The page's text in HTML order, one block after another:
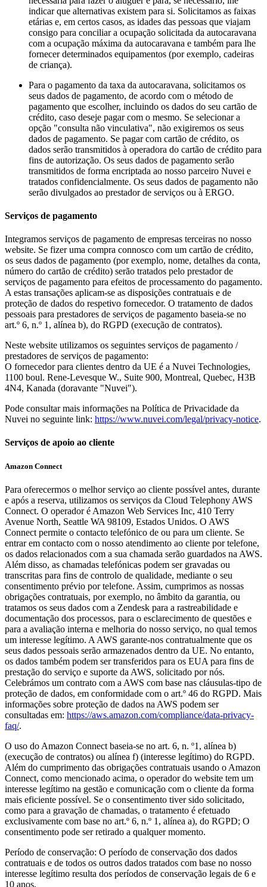
indicar que alternativas existem para si. Solicitamos as faixas
etárias e, em certos casos, as idades das pessoas que viajam
consigo para conciliar a ocupação solicitada da autocaravana
com a ocupação máxima da autocaravana e também para lhe
fornecer determinados equipamentos (por exemplo, cadeiras
de criança).
Para o pagamento da taxa da autocaravana, solicitamos os
seus dados de pagamento, de acordo com o método de
pagamento que escolher, incluindo os dados do seu cartão de
crédito, caso deseje pagar com o mesmo. Se selecionar a
opção "consulta não vinculativa", não exigiremos os seus
dados de pagamento. Se pagar com cartão de crédito, os
dados serão transmitidos à operadora do cartão de crédito para
fins de autorização. Os seus dados de pagamento serão
transmitidos de forma encriptada ao nosso parceiro Nuvei e
tratados confidencialmente. Os seus dados de pagamento não
serão divulgados ao prestador de serviços ou à ERGO.
Serviços de pagamento
Integramos serviços de pagamento de empresas terceiras no nosso
website. Se fizer uma compra connosco com um cartão de crédito,
os seus dados de pagamento (por exemplo, nome, detalhes da conta,
número do cartão de crédito) serão tratados pelo prestador de
serviços de pagamento para efeitos de processamento do pagamento.
A estas transações aplicam-se as disposições contratuais e de
proteção de dados do respetivo fornecedor. O tratamento de dados
pessoais para prestadores de serviços de pagamento baseia-se no
art.º 6, n.º 1, alínea b), do RGPD (execução de contratos).
Neste website utilizamos os seguintes serviços de pagamento /
prestadores de serviços de pagamento:
O fornecedor para clientes dentro da UE é a Nuvei Technologies,
1100 boul. Rene-Levesque W., Suite 900, Montreal, Quebec, H3B
4N4, Kanada (doravante "Nuvei").
Pode consultar mais informações na Política de Privacidade da
Nuvei no seguinte link: https://www.nuvei.com/legal/privacy-notice.
Serviços de apoio ao cliente
Amazon Connect
Para oferecermos o melhor serviço ao cliente possível antes, durante
e após a reserva, utilizamos os serviços da Cloud Telephony AWS
Connect. O operador é Amazon Web Services Inc, 410 Terry
Avenue North, Seattle WA 98109, Estados Unidos. O AWS
Connect permite o contacto telefónico de ou para um cliente. Se
entrar em contacto com o nosso atendimento ao cliente por telefone,
os dados relacionados com a sua chamada serão guardados na AWS.
Além disso, as chamadas telefónicas podem ser gravadas ou
transcritas para fins de controlo de qualidade, mediante o seu
consentimento prévio por telefone. Assim, cumprimos as nossas
obrigações contratuais, por exemplo, no âmbito da garantia, ou
tratamos os seus dados com a Zendesk para a rastreabilidade e
documentação dos processos, para o esclarecimento de questões e
para a avaliação interna e melhoria do nosso serviço, no qual temos
um interesse legítimo. A AWS garante-nos contratualmente que os
seus dados pessoais serão armazenados dentro da UE. No entanto,
os dados também podem ser transferidos para os EUA para fins de
prestação do serviço e suporte da AWS, solicitado por nós.
Celebrámos um contrato com a AWS com base nas cláusulas-tipo de
proteção de dados, em conformidade com o art.º 46 do RGPD. Mais
informações sobre proteção de dados na AWS podem ser
consultadas em: https://aws.amazon.com/compliance/data-privacy-
faq/.
O uso do Amazon Connect baseia-se no art. 6, n. º1, alínea b)
(execução de contratos) ou alínea f) (interesse legítimo) do RGPD.
Além do cumprimento das obrigações contratuais usando o Amazon
Connect, como mencionado acima, o operador do website tem um
interesse legítimo na gestão e comunicação com o cliente da forma
mais eficiente possível. Se o consentimento tiver sido solicitado,
como para a gravação de chamadas, o tratamento é efetuado
exclusivamente com base no art.º 6, n.º 1, alínea a), do RGPD; O
consentimento pode ser retirado a qualquer momento.
Período de conservação: O período de conservação dos dados
contratuais e de todos os outros dados tratados com base no nosso
interesse legítimo resulta dos períodos de conservação legais de 6 e
10 anos.